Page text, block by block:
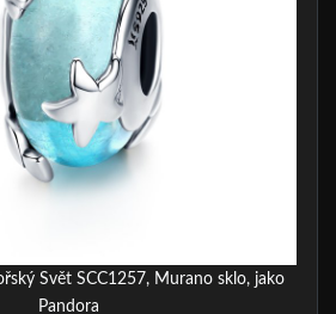
Svět SCC1257, Murano sklo, jako
Pandora